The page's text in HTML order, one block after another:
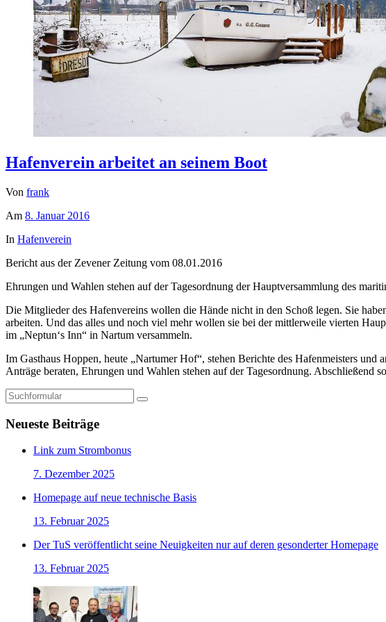
Hafenverein arbeitet an seinem Boot
Von frank
Am 8. Januar 2016
In Hafenverein
Bericht aus der Zevener Zeitung vom 08.01.2016
Ehrungen und Wahlen stehen auf der Tagesordnung der Hauptversammlung des
Die Mitglieder des Hafenvereins wollen die Hände nicht in den Schoß legen. Sie
arbeiten. Und das alles und noch viel mehr wollen sie bei der mittlerweile vierten
im „Neptun‘s Inn“ in Nartum versammeln.
Im Gasthaus Hoppen, heute „Nartumer Hof“, stehen Berichte des Hafenmeisters
Anträge beraten, Ehrungen und Wahlen stehen auf der Tagesordnung.
Suchen
Neueste Beiträge
Link zum Strombonus
7. Dezember 2025
Homepage auf neue technische Basis
13. Februar 2025
Der TuS veröffentlicht seine Neuigkeiten nur auf deren gesonderter Homepage
13. Februar 2025